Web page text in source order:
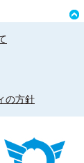
の方針